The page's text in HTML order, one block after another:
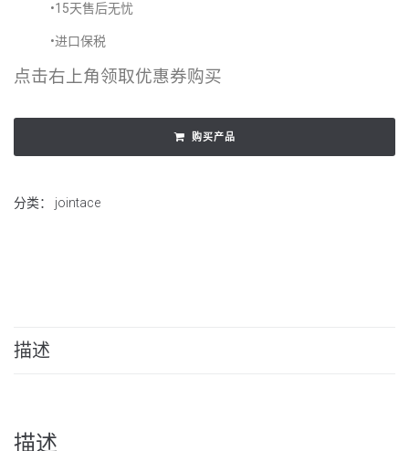
•15天售后无忧
•进口保税
点击右上角领取优惠券购买
购买产品
分类： jointace
描述
描述